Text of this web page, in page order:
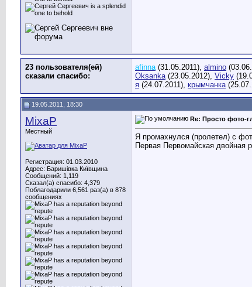
23 пользователя(ей)
сказали cпасибо:
afinna(31.05.2011), almino
Oksanka(23.05.2012), Vicky
я (24.07.2011), крымчанка
19.05.2011, 18:30
MixaP
Местный
Регистрация: 01.03.2010
Адрес: Баришівка Київщина
Сообщений: 1,119
Сказал(а) спасибо: 4,379
Поблагодарили 6,561 раз(а) в 878
сообщениях
Re: Просто фото-
Я промахнулся (пролетел) с
Первая Первомайская двойная